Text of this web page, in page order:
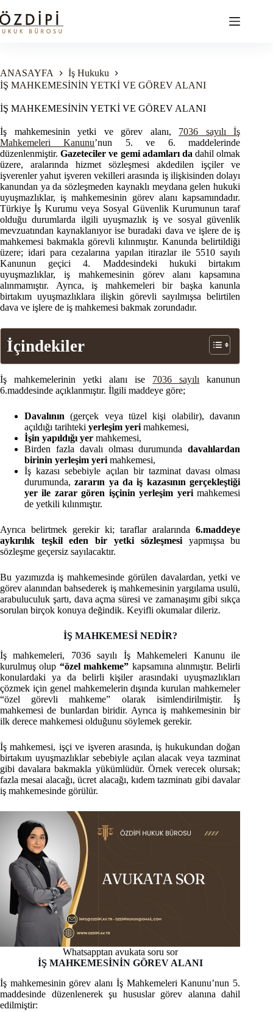
to
content
ANASAYFA
İş Hukuku
İŞ MAHKEMESİNİN YETKİ VE GÖREV ALANI
İŞ MAHKEMESİNİN YETKİ VE GÖREV ALANI
İş mahkemesinin yetki ve görev alanı, 7036 sayılı İş
Mahkemeleri Kanunu’nun 5. ve 6. maddelerinde
düzenlenmiştir.Gazeteciler ve gemi adamları da dahil olmak
üzere, aralarında hizmet sözleşmesi akdedilen işçiler ve
işverenler yahut işveren vekilleri arasında iş ilişkisinden dolayı
kanundan ya da sözleşmeden kaynaklı meydana gelen hukuki
uyuşmazlıklar, iş mahkemesinin görev alanı kapsamındadır.
Türkiye İş Kurumu veya Sosyal Güvenlik Kurumunun taraf
olduğu durumlarda ilgili uyuşmazlık iş ve sosyal güvenlik
mevzuatından kaynaklanıyor ise buradaki dava ve işlere de iş
mahkemesi bakmakla görevli kılınmıştır. Kanunda belirtildiği
üzere; idari para cezalarına yapılan itirazlar ile 5510 sayılı
Kanunun geçici 4. Maddesindeki hukuki birtakım
uyuşmazlıklar, iş mahkemesinin görev alanı kapsamına
alınmamıştır. Ayrıca, iş mahkemeleri bir başka kanunla
birtakım uyuşmazlıklara ilişkin görevli sayılmışsa belirtilen
dava ve işlere de iş mahkemesi bakmak zorundadır.
İçindekiler
İş mahkemelerinin yetki alanı ise 7036 sayılı kanunun
6.maddesinde açıklanmıştır. İlgili maddeye göre;
Davalının (gerçek veya tüzel kişi olabilir), davanın
açıldığı tarihteki yerleşim yeri mahkemesi,
İşin yapıldığı yer mahkemesi,
Birden fazla davalı olması durumunda davalılardan
birinin yerleşim yeri mahkemesi,
İş kazası sebebiyle açılan bir tazminat davası olması
durumunda,zararın ya da iş kazasının gerçekleştiği
yer ile zarar gören işçinin yerleşim yerimahkemesi
de yetkili kılınmıştır.
Ayrıca belirtmek gerekir ki; taraflar aralarında6.maddeye
aykırılık teşkil eden bir yetki sözleşmesi yapmışsa bu
sözleşme geçersiz sayılacaktır.
Bu yazımızda iş mahkemesinde görülen davalardan, yetki ve
görev alanından bahsederek iş mahkemesinin yargılama usulü,
arabuluculuk şartı, dava açma süresi ve zamanaşımı gibi sıkça
sorulan birçok konuya değindik. Keyifli okumalar dileriz.
İŞ MAHKEMESİ NEDİR?
İş mahkemeleri, 7036 sayılı İş Mahkemeleri Kanunu ile
kurulmuş olup “özel mahkeme” kapsamına alınmıştır. Belirli
konulardaki ya da belirli kişiler arasındaki uyuşmazlıkları
çözmek için genel mahkemelerin dışında kurulan mahkemeler
“özel görevli mahkeme” olarak isimlendirilmiştir. İş
mahkemesi de bunlardan biridir. Ayrıca iş mahkemesinin bir
ilk derece mahkemesi olduğunu söylemek gerekir.
İş mahkemesi, işçi ve işveren arasında, iş hukukundan doğan
birtakım uyuşmazlıklar sebebiyle açılan alacak veya tazminat
gibi davalara bakmakla yükümlüdür. Örnek verecek olursak;
fazla mesai alacağı, ücret alacağı, kıdem tazminatı gibi davalar
iş mahkemesinde görülür.
Whatsapptan avukata soru sor
İŞ MAHKEMESİNİN GÖREV ALANI
İş mahkemesinin görev alanı İş Mahkemeleri Kanunu’nun 5.
maddesinde düzenlenerek şu hususlar görev alanına dahil
edilmiştir: